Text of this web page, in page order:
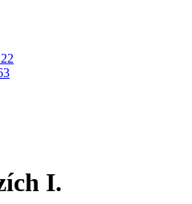
I.